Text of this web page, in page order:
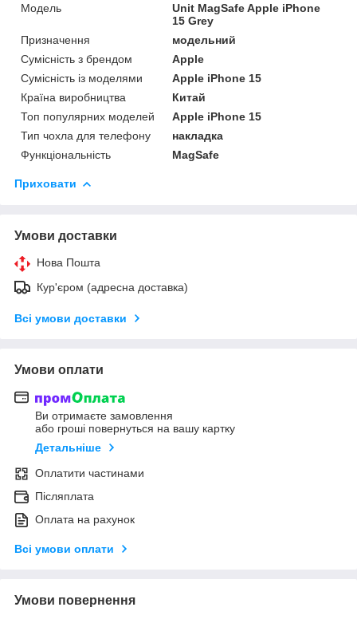
Мoдель
Unit MagSafe Apple iPhone
15 Grey
Призначення
модельний
Сумісність з брендом
Apple
Сумісність із моделями
Apple iPhone 15
Країна виробництва
Китай
Топ популярних моделей
Apple iPhone 15
Тип чохла для телефону
накладка
Функціональність
MagSafe
Приховати
Умови доставки
Нова Пошта
Кур'єром (адресна доставка)
Всі умови доставки
Умови оплати
Ви отримаєте замовлення
або гроші повернуться на вашу картку
Детальніше
Оплатити частинами
Післяплата
Оплата на рахунок
Всі умови оплати
Умови повернення